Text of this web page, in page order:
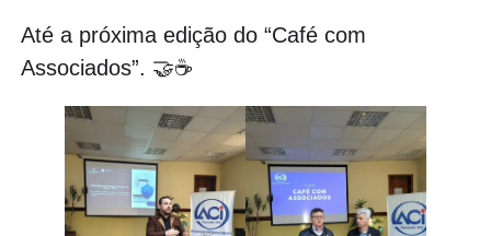
Até a próxima edição do “Café com
Associados”. 🤝☕